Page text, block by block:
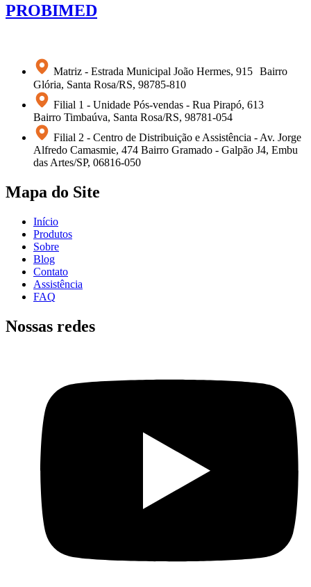
PROBIMED
Matriz - Estrada Municipal João Hermes, 915 Bairro
Glória, Santa Rosa/RS, 98785-810
Filial 1 - Unidade Pós-vendas - Rua Pirapó, 613
Bairro Timbaúva, Santa Rosa/RS, 98781-054
Filial 2 - Centro de Distribuição e Assistência - Av. Jorge
Alfredo Camasmie, 474 Bairro Gramado - Galpão J4, Embu
das Artes/SP, 06816-050
Mapa do Site
Início
Produtos
Sobre
Blog
Contato
Assistência
FAQ
Nossas redes